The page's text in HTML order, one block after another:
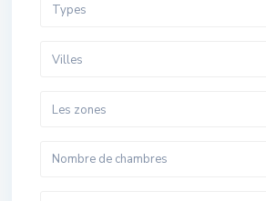
Types
Villes
Les zones